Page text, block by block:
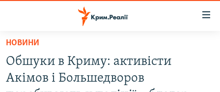
Перейти
основного
матеріалу
НОВИНИ
ВОДА.КРИМ
ВІДЕО ТА ФОТО
НОВИНИ
Обшуки в Криму: активісти
Акімов і Большедворов